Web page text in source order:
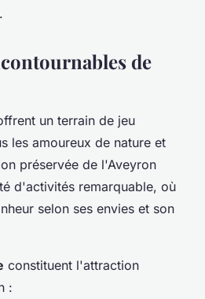
de
un terrain de jeu
les amoureux de nature et
préservée de l'Aveyron
d'activités remarquable, où
selon ses envies et son
constituent l'attraction
: